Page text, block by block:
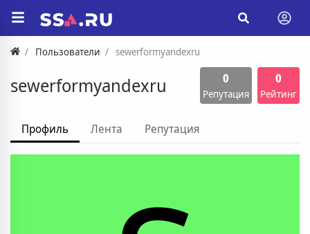
Пользователи sewerformyandexru
sewerformyandexru 0
Репутация
0
Рейтинг
Профиль Лента Репутация